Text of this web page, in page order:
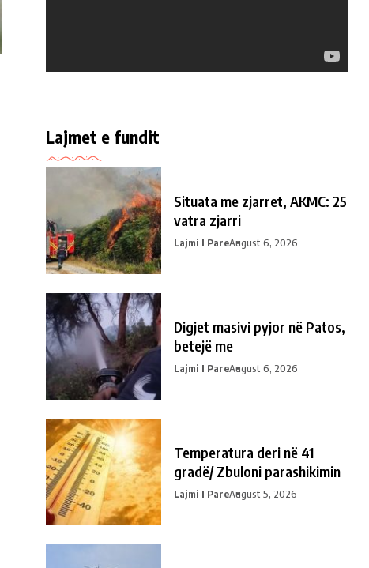
Lajmet e fundit
Situata me zjarret, AKMC: 25
vatra zjarri
Lajmi I PareAugust 6, 2026
Digjet masivi pyjor në Patos,
betejë me
Lajmi I PareAugust 6, 2026
Temperatura deri në 41
gradë/ Zbuloni parashikimin
Lajmi I PareAugust 5, 2026